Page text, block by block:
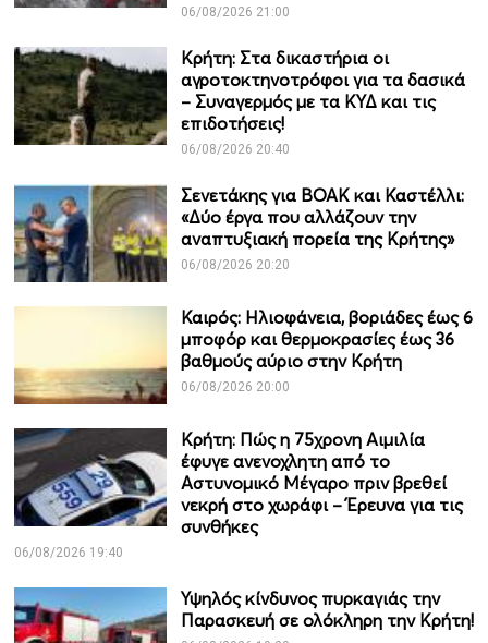
06/08/2026 21:00
Κρήτη: Στα δικαστήρια οι
αγροτοκτηνοτρόφοι για τα δασικά
– Συναγερμός με τα ΚΥΔ και τις
επιδοτήσεις!
06/08/2026 20:40
Σενετάκης για ΒΟΑΚ και Καστέλλι:
«Δύο έργα που αλλάζουν την
αναπτυξιακή πορεία της Κρήτης»
06/08/2026 20:20
Καιρός: Ηλιοφάνεια, βοριάδες έως 6
μποφόρ και θερμοκρασίες έως 36
βαθμούς αύριο στην Κρήτη
06/08/2026 20:00
Κρήτη: Πώς η 75χρονη Αιμιλία
έφυγε ανενοχλητη από το
Αστυνομικό Μέγαρο πριν βρεθεί
νεκρή στο χωράφι – Έρευνα για τις
συνθήκες
06/08/2026 19:40
Υψηλός κίνδυνος πυρκαγιάς την
Παρασκευή σε ολόκληρη την Κρήτη!